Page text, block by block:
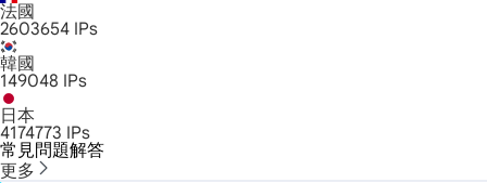
法國
2603654 IPs
韓國
149048 IPs
日本
4174773 IPs
常見問題解答
更多